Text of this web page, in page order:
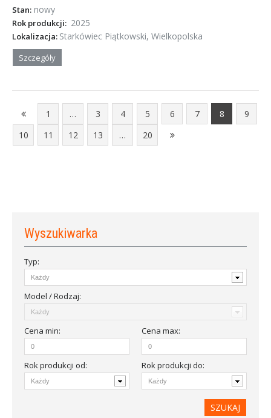
Stan: nowy
Rok produkcji: 2025
Lokalizacja: Starkówiec Piątkowski, Wielkopolska
Szczegóły
1 … 3 4 5 6 7 8
9
10
11 12 13 … 20
Wyszukiwarka
Typ:
Model / Rodzaj:
Cena min: Cena max:
Rok produkcji od: Rok produkcji do: